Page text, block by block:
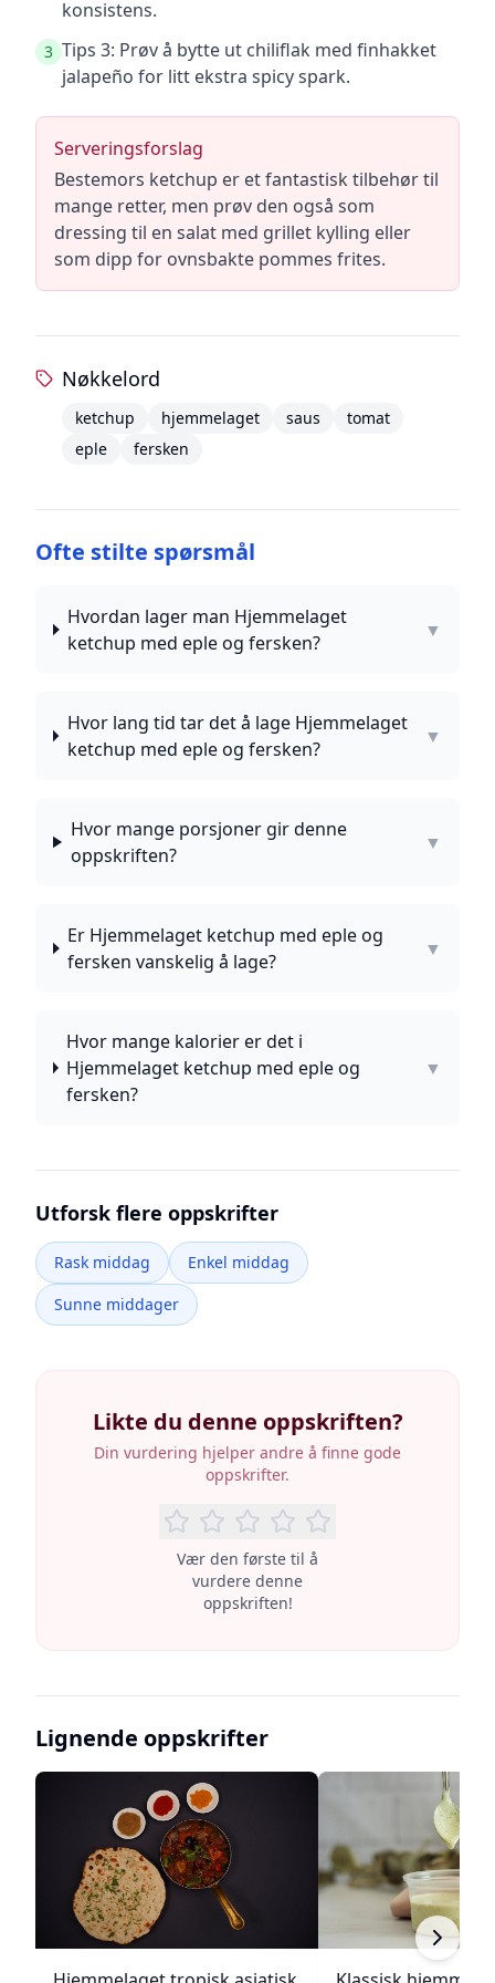
konsistens.
3 Tips 3: Prøv å bytte ut chiliflak med finhakket
jalapeño for litt ekstra spicy spark.
Serveringsforslag
Bestemors ketchup er et fantastisk tilbehør til
mange retter, men prøv den også som
dressing til en salat med grillet kylling eller
som dipp for ovnsbakte pommes frites.
Nøkkelord
ketchup hjemmelaget saus
tomat
eple
fersken
Ofte stilte spørsmål
Hvordan lager man Hjemmelaget
ketchup med eple og fersken?
▼
Hvor lang tid tar det å lage Hjemmelaget
ketchup med eple og fersken?
▼
Hvor mange porsjoner gir denne
oppskriften?
▼
Er Hjemmelaget ketchup med eple og
fersken vanskelig å lage?
▼
Hvor mange kalorier er det i
Hjemmelaget ketchup med eple og
fersken?
▼
Utforsk flere oppskrifter
Rask middag
Enkel middag
Sunne middager
Likte du denne oppskriften?
Din vurdering hjelper andre å finne gode
oppskrifter.
Vær den første til å
vurdere denne
oppskriften!
Lignende oppskrifter